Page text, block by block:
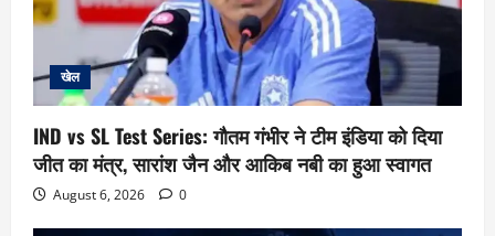
खेल
IND vs SL Test Series: गौतम गंभीर ने टीम इंडिया को दिया
जीत का मंत्र, सारांश जैन और आकिब नबी का हुआ स्वागत
August 6, 2026 0